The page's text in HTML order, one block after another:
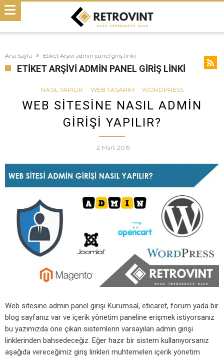
Ana Sayfa Etiket Arşivi admin panel giriş linki
ETIKET ARŞIVI ADMIN PANEL GIRIŞ LINKI
NASIL YAPILIR WEB TASARIM WORDPRESS
WEB SITESINE NASIL ADMIN
GIRIŞI YAPILIR?
2 Mart 2019
Web sitesine admin panel girişi Kurumsal, eticaret, forum yada bir
blog sayfanız var ve içerik yönetim paneline erişmek istiyorsanız
bu yazımızda öne çıkan sistemlerin varsayılan admin girişi
linklerinden bahsedeceğiz. Eğer hazır bir sistem kullanıyorsanız
aşağıda vereceğimiz giriş linkleri muhtemelen içerik yönetim